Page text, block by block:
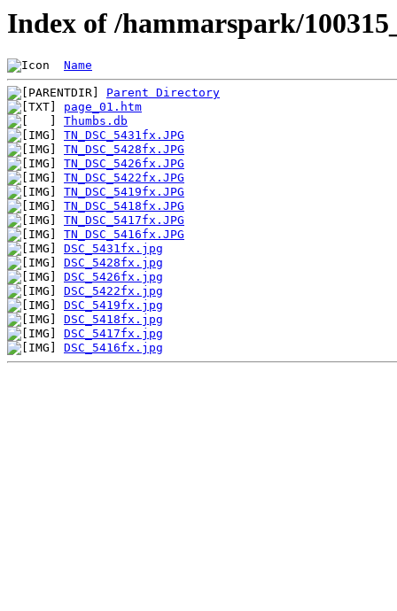
Index of /hammarspark/
Name
Parent Directory
page_01.htm
Thumbs.db
TN_DSC_5431fx.JPG
TN_DSC_5428fx.JPG
TN_DSC_5426fx.JPG
TN_DSC_5422fx.JPG
TN_DSC_5419fx.JPG
TN_DSC_5418fx.JPG
TN_DSC_5417fx.JPG
TN_DSC_5416fx.JPG
DSC_5431fx.jpg
DSC_5428fx.jpg
DSC_5426fx.jpg
DSC_5422fx.jpg
DSC_5419fx.jpg
DSC_5418fx.jpg
DSC_5417fx.jpg
DSC_5416fx.jpg